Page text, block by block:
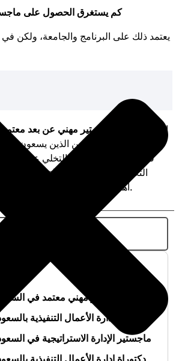
كم يستغرق الحصول على
يعتمد ذلك على البرنامج والجامعة، ولكن
الحصول على ماجستير مهني عن بعد معتمد
فرصة ذهبية للمهنيين الذين يسعون
فرصهم الوظيفية دون التخلي عن
التكنولوجيا والتقدم في التعليم عن
أهدافك التعليمية والمهنية من أي مكان وفي أي وقت.
أفضل ماجستير مهني معتمد في السعودية
ماجستير إدارة الأعمال التنفيذية بالسعودية
ماجستير الإدارة الاستراتيجية في السعودية
دكتوراة إدارة الأعمال التنفيذية بالسعودية